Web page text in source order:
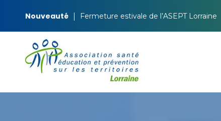
Nouveauté Fermeture estivale de l’ASEPT Lorraine